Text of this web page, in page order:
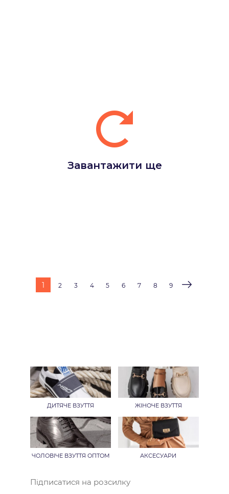
Завантажити ще
1 2 3 4 5 6 7 8 9
Підписатися на розсилку
ДИТЯЧЕ ВЗУТТЯ ЖІНОЧЕ ВЗУТТЯ
ЧОЛОВІЧЕ ВЗУТТЯ ОПТОМ АКСЕСУАРИ